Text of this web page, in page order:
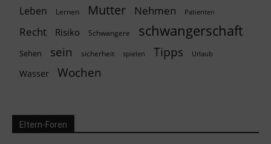
Leben Lernen Mutter Nehmen Patienten
Recht Risiko Schwangere schwangerschaft
Sehen sein sicherheit spielen Tipps Urlaub
Wasser Wochen
Eltern-Foren